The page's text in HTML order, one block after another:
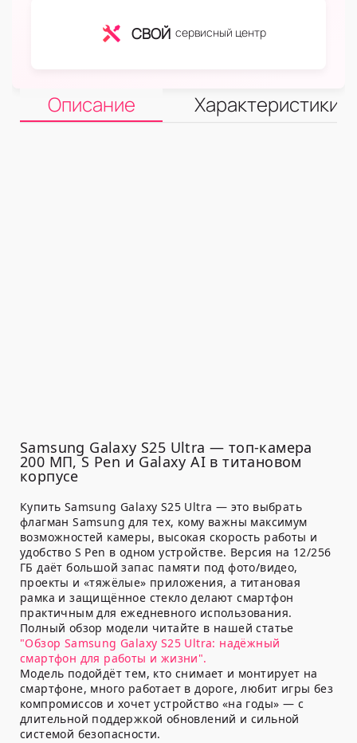
СВОЙ сервисный центр
Описание Характеристики
Samsung Galaxy S25 Ultra — топ-камера
200 МП, S Pen и Galaxy AI в титановом
корпусе
Купить Samsung Galaxy S25 Ultra — это выбрать
флагман Samsung для тех, кому важны максимум
возможностей камеры, высокая скорость работы и
удобство S Pen в одном устройстве. Версия на 12/256
ГБ даёт большой запас памяти под фото/видео,
проекты и «тяжёлые» приложения, а титановая
рамка и защищённое стекло делают смартфон
практичным для ежедневного использования.
Полный обзор модели читайте в нашей статье
"Обзор Samsung Galaxy S25 Ultra: надёжный
смартфон для работы и жизни".
Модель подойдёт тем, кто снимает и монтирует на
смартфоне, много работает в дороге, любит игры без
компромиссов и хочет устройство «на годы» — с
длительной поддержкой обновлений и сильной
системой безопасности.